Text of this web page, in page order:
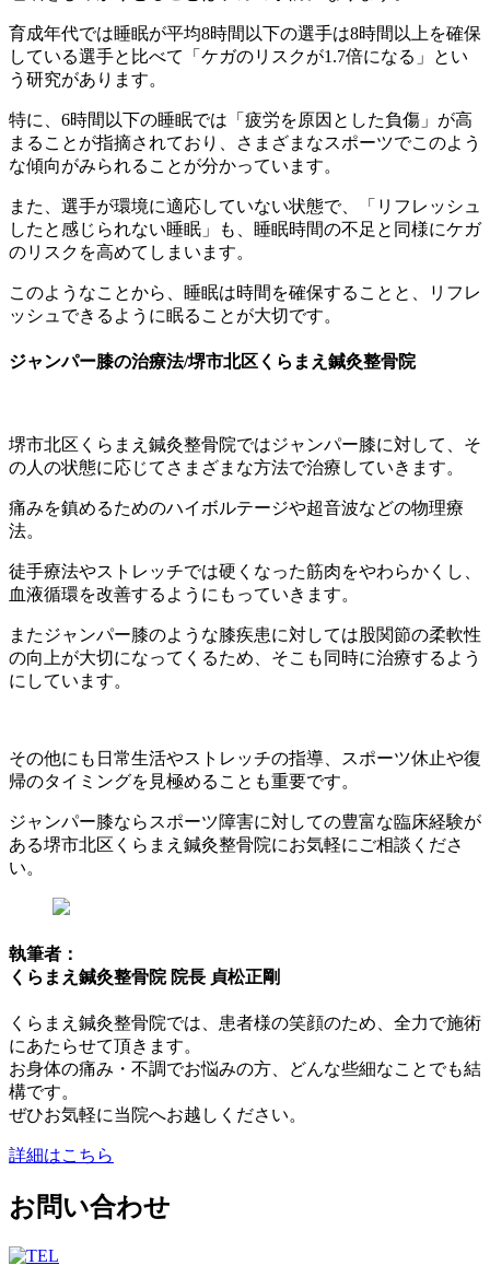
育成年代では睡眠が平均8時間以下の選手は8時間以上を確保
している選手と比べて「ケガのリスクが1.7倍になる」とい
う研究があります。
特に、6時間以下の睡眠では「疲労を原因とした負傷」が高
まることが指摘されており、さまざまなスポーツでこのよう
な傾向がみられることが分かっています。
また、選手が環境に適応していない状態で、「リフレッシュ
したと感じられない睡眠」も、睡眠時間の不足と同様にケガ
のリスクを高めてしまいます。
このようなことから、睡眠は時間を確保することと、リフレ
ッシュできるように眠ることが大切です。
ジャンパー膝の治療法/堺市北区くらまえ鍼灸整骨院
堺市北区くらまえ鍼灸整骨院ではジャンパー膝に対して、そ
の人の状態に応じてさまざまな方法で治療していきます。
痛みを鎮めるためのハイボルテージや超音波などの物理療
法。
徒手療法やストレッチでは硬くなった筋肉をやわらかくし、
血液循環を改善するようにもっていきます。
またジャンパー膝のような膝疾患に対しては股関節の柔軟性
の向上が大切になってくるため、そこも同時に治療するよう
にしています。
その他にも日常生活やストレッチの指導、スポーツ休止や復
帰のタイミングを見極めることも重要です。
ジャンパー膝ならスポーツ障害に対しての豊富な臨床経験が
ある堺市北区くらまえ鍼灸整骨院にお気軽にご相談くださ
い。
執筆者：
くらまえ鍼灸整骨院 院長 貞松正剛
くらまえ鍼灸整骨院では、患者様の笑顔のため、全力で施術
にあたらせて頂きます。
お身体の痛み・不調でお悩みの方、どんな些細なことでも結
構です。
ぜひお気軽に当院へお越しください。
詳細はこちら
お問い合わせ